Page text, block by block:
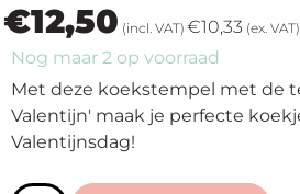
Outlet
€12,50 (incl. VAT) €10,33 (ex. VAT)
Nog maar 2 op voorraad
Met deze koekstempel met de
Valentijn' maak je perfecte
Valentijnsdag!